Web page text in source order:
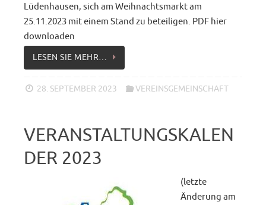
Lüdenhausen, sich am Weihnachtsmarkt am
25.11.2023 mit einem Stand zu beteiligen. PDF hier
downloaden
LESEN SIE MEHR…
28. SEPTEMBER 2023 VEREINSGEMEINSCHAFT
VERANSTALTUNGSKALEN
DER 2023
(letzte
Änderung am